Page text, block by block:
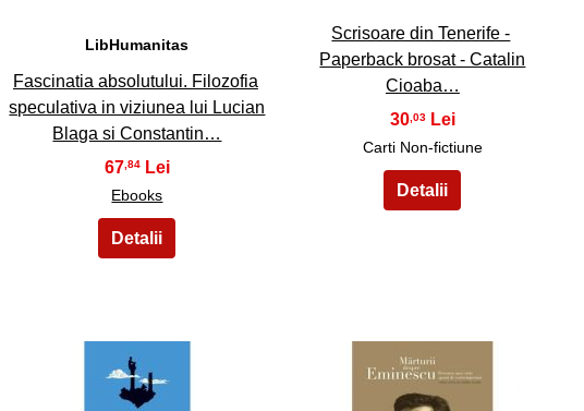
LibHumanitas
Fascinatia absolutului. Filozofia
speculativa in viziunea lui Lucian
Blaga si Constantin…
67,84
Ebooks
Scrisoare din Tenerife -
Paperback brosat - Catalin
Cioaba…
30,03
Carti Non-fictiune